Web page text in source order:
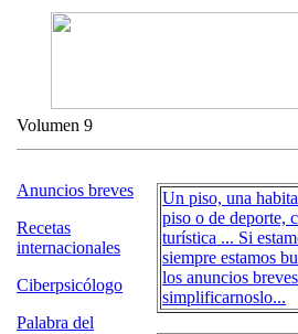
Volumen 9
Anuncios breves
Recetas
internacionales
Ciberpsicólogo
Palabra del
Un piso, una
piso o de deporte,
turística ... Si
siempre estamos
los anuncios
simplificarnoslo...